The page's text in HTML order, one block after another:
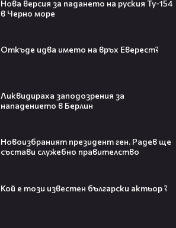
Нова версия за падането на руския Ту-154
в Черно море
Откъде идва името на връх Еверест?
Ликвидираха заподозрения за
нападението в Берлин
Новоизбраният президент ген. Радев ще
състави служебно правителство
Кой е този известен български актьор ?
„Ще се омъжиш ли за мен?“: Фен
Кралят на YouTube – младоженец:
MrBeast се ожени!💍🥰